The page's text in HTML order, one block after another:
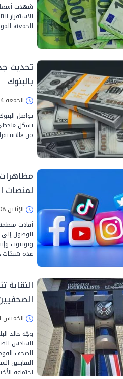
شهدت
الاستقرار
الجمعة، الموافق 3
تحديث
بالبنوك
الجمعة 24/أكتوبر/2025 - 12:48 ص
تواصل
بشكل
من
لمنصات
الإثنين 08/سبتمبر/2025 - 12:58 م
أفادت منظمة
الوصول إلى
ويوتيوب
عدة شبكات
الخميس 04/سبتمبر/2025 - 01:16 م
وجّه خالد
السادس
الصحف
النقابيين
اجتماعه